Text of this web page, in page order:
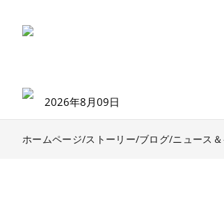
2026年8月09日
ホームページ/ストーリー/ブログ/ニュース